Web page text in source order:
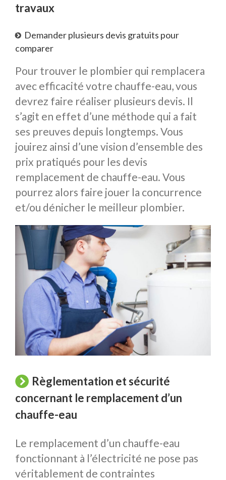
travaux
Demander plusieurs devis gratuits pour
comparer
Pour trouver le plombier qui remplacera
avec efficacité votre chauffe-eau, vous
devrez faire réaliser plusieurs devis. Il
s’agit en effet d’une méthode qui a fait
ses preuves depuis longtemps. Vous
jouirez ainsi d’une vision d’ensemble des
prix pratiqués pour les devis
remplacement de chauffe-eau. Vous
pourrez alors faire jouer la concurrence
et/ou dénicher le meilleur plombier.
Règlementation et sécurité
concernant le remplacement d’un
chauffe-eau
Le remplacement d’un chauffe-eau
fonctionnant à l’électricité ne pose pas
véritablement de contraintes